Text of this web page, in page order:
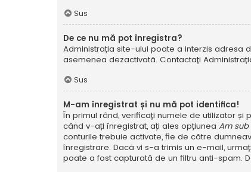
Sus
De ce nu mă pot înregistra?
Administrația site-ului poate a interzis adresa
asemenea dezactivată. Contactați
Sus
M-am înregistrat și nu mă pot identifica!
În primul rând, verificați numele de utilizator și
când v-ați înregistrat, ați ales opțiunea Am sub
conturile trebuie activate, fie de către
înregistrare. Dacă vi s-a trimis un e-mail,
poate a fost capturată de un filtru anti-spam.